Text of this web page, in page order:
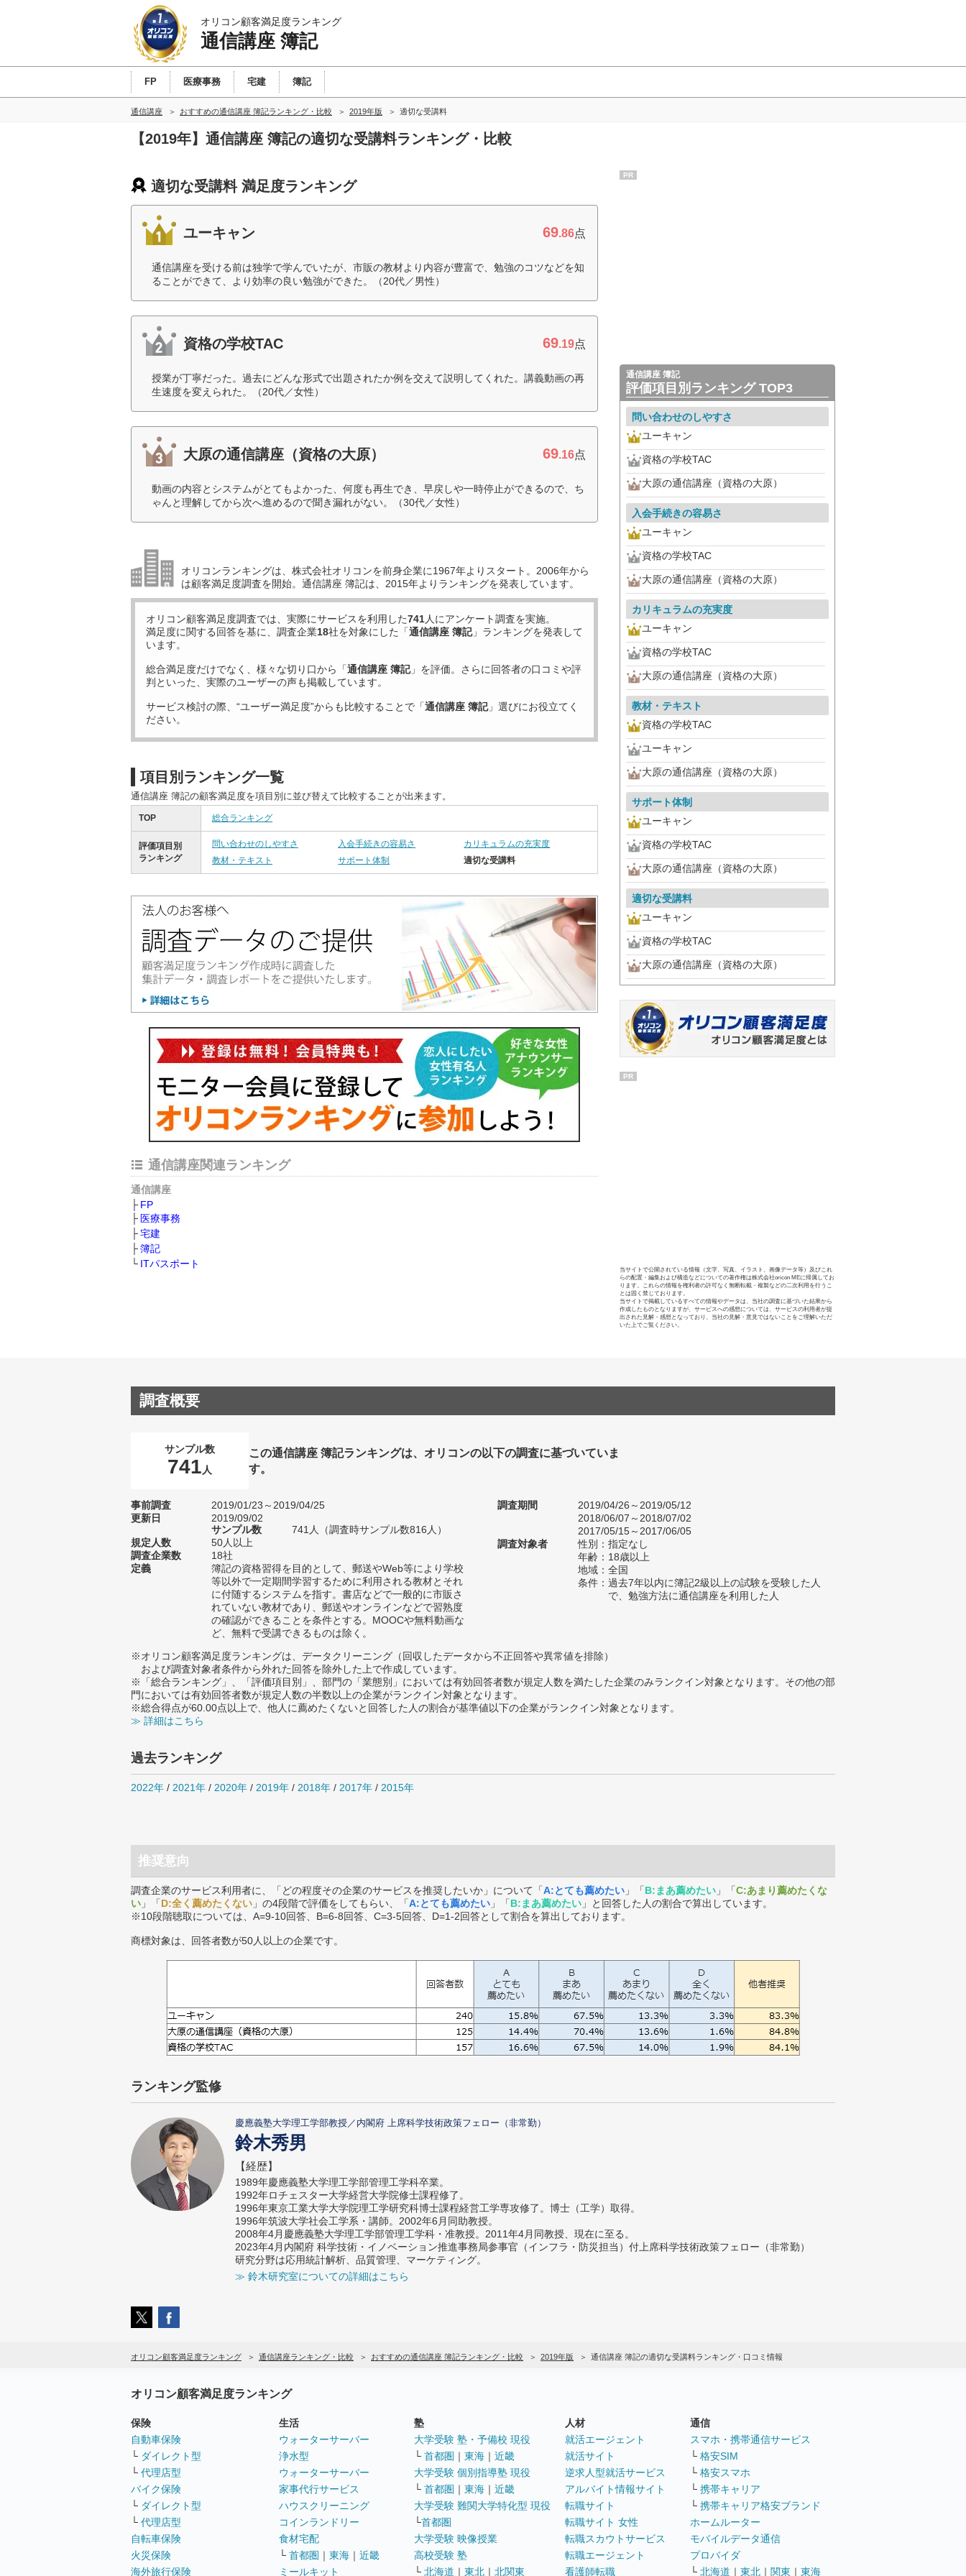
オリコン顧客満足度ランキング
通信講座 簿記
FP 医療事務 宅建 簿記
通信講座 おすすめの通信講座 簿記ランキング・比較 2019年版 適切な受講料
【2019年】通信講座 簿記の適切な受講料ランキング・比較
適切な受講料 満足度ランキング
ユーキャン 69.86点
通信講座を受ける前は独学で学んでいたが、市販の教材より内容が豊富で、勉強のコツなどを知
ることができて、より効率の良い勉強ができた。（20代／男性）
資格の学校TAC 69.19点
授業が丁寧だった。過去にどんな形式で出題されたか例を交えて説明してくれた。講義動画の再
生速度を変えられた。（20代／女性）
大原の通信講座（資格の大原） 69.16点
動画の内容とシステムがとてもよかった、何度も再生でき、早戻しや一時停止ができるので、ち
ゃんと理解してから次へ進めるので聞き漏れがない。（30代／女性）
オリコンランキングは、株式会社オリコンを前身企業に1967年よりスタート。2006年から
は顧客満足度調査を開始。通信講座 簿記は、2015年よりランキングを発表しています。
オリコン顧客満足度調査では、実際にサービスを利用した741人にアンケート調査を実施。
満足度に関する回答を基に、調査企業18社を対象にした「通信講座 簿記」ランキングを発表して
います。
総合満足度だけでなく、様々な切り口から「通信講座 簿記」を評価。さらに回答者の口コミや評
判といった、実際のユーザーの声も掲載しています。
サービス検討の際、“ユーザー満足度”からも比較することで「通信講座 簿記」選びにお役立てく
ださい。
項目別ランキング一覧
通信講座 簿記の顧客満足度を項目別に並び替えて比較することが出来ます。
TOP 総合ランキング
評価項目別
ランキング
問い合わせのしやすさ 入会手続きの容易さ
カリキュラムの充実度
教材・テキスト
サポート体制 適切な受講料
通信講座関連ランキング
通信講座
FP
医療事務
宅建
簿記
ITパスポート
PR
通信講座 簿記
評価項目別ランキング TOP3
問い合わせのしやすさ
ユーキャン
資格の学校TAC
大原の通信講座（資格の大原）
入会手続きの容易さ
ユーキャン
資格の学校TAC
大原の通信講座（資格の大原）
カリキュラムの充実度
ユーキャン
資格の学校TAC
大原の通信講座（資格の大原）
教材・テキスト
資格の学校TAC
ユーキャン
大原の通信講座（資格の大原）
サポート体制
ユーキャン
資格の学校TAC
大原の通信講座（資格の大原）
適切な受講料
ユーキャン
資格の学校TAC
大原の通信講座（資格の大原）
PR
当サイトで公開されている情報（文字、写真、イラスト、画像データ等）及びこれ
らの配置・編集および構造などについての著作権は株式会社oricon MEに帰属してお
ります。これらの情報を権利者の許可なく無断転載・複製などの二次利用を行うこ
とは固く禁じております。
当サイトで掲載しているすべての情報やデータは、当社の調査に基づいた結果から
作成したものとなりますが、サービスへの感想については、サービスの利用者が提
出された見解・感想となっており、当社の見解・意見ではないことをご理解いただ
いた上でご覧ください。
調査概要
サンプル数
741 人
この通信講座 簿記ランキングは、オリコンの以下の調査に基づいていま
す。
事前調査
2019/01/23～2019/04/25
更新日
2019/09/02
サンプル数
741人（調査時サンプル数816人）
規定人数
50人以上
調査企業数
18社
定義
簿記の資格習得を目的として、郵送やWeb等により学校
等以外で一定期間学習するために利用される教材とそれ
に付随するシステムを指す。書店などで一般的に市販さ
れていない教材であり、郵送やオンラインなどで習熟度
の確認ができることを条件とする。MOOCや無料動画な
ど、無料で受講できるものは除く。
調査期間
2019/04/26～2019/05/12
2018/06/07～2018/07/02
2017/05/15～2017/06/05
調査対象者
性別：指定なし
年齢：18歳以上
地域：全国
条件：過去7年以内に簿記2級以上の試験を受験した人
で、勉強方法に通信講座を利用した人
※オリコン顧客満足度ランキングは、データクリーニング（回収したデータから不正回答や異常値を排除）
および調査対象者条件から外れた回答を除外した上で作成しています。
※「総合ランキング」、「評価項目別」、部門の「業態別」においては有効回答者数が規定人数を満たした企業のみランクイン対象となります。その他の部
門においては有効回答者数が規定人数の半数以上の企業がランクイン対象となります。
※総合得点が60.00点以上で、他人に薦めたくないと回答した人の割合が基準値以下の企業がランクイン対象となります。
≫ 詳細はこちら
過去ランキング
2022年 / 2021年 / 2020年 / 2019年 / 2018年 / 2017年 / 2015年
推奨意向
調査企業のサービス利用者に、「どの程度その企業のサービスを推奨したいか」について「A:とても薦めたい 」「B:まあ薦めたい 」「C:あまり薦めたくな
い 」「D:全く薦めたくない 」の4段階で評価をしてもらい、「A:とても薦めたい 」「B:まあ薦めたい 」と回答した人の割合で算出しています。
※10段階聴取については、A=9-10回答、B=6-8回答、C=3-5回答、D=1-2回答として割合を算出しております。
商標対象は、回答者数が50人以上の企業です。
ランキング監修
慶應義塾大学理工学部教授／内閣府 上席科学技術政策フェロー（非常勤）
鈴木秀男
【経歴】
1989年慶應義塾大学理工学部管理工学科卒業。
1992年ロチェスター大学経営大学院修士課程修了。
1996年東京工業大学大学院理工学研究科博士課程経営工学専攻修了。博士（工学）取得。
1996年筑波大学社会工学系・講師。2002年6月同助教授。
2008年4月慶應義塾大学理工学部管理工学科・准教授。2011年4月同教授、現在に至る。
2023年4月内閣府 科学技術・イノベーション推進事務局参事官（インフラ・防災担当）付上席科学技術政策フェロー（非常勤）
研究分野は応用統計解析、品質管理、マーケティング。
≫ 鈴木研究室についての詳細はこちら
オリコン顧客満足度ランキング 通信講座ランキング・比較 おすすめの通信講座 簿記ランキング・比較 2019年版 通信講座 簿記の適切な受講料ランキング・口コミ情報
オリコン顧客満足度ランキング
保険
自動車保険
└ ダイレクト型
└ 代理店型
バイク保険
└ ダイレクト型
└ 代理店型
自転車保険
火災保険
海外旅行保険
生活
ウォーターサーバー
浄水型
ウォーターサーバー
家事代行サービス
ハウスクリーニング
コインランドリー
食材宅配
└ 首都圏 ｜ 東海 ｜ 近畿
ミールキット
塾
大学受験 塾・予備校 現役
└ 首都圏 ｜ 東海 ｜ 近畿
大学受験 個別指導塾 現役
└ 首都圏 ｜ 東海 ｜ 近畿
大学受験 難関大学特化型 現役
└首都圏
大学受験 映像授業
高校受験 塾
└ 北海道 ｜ 東北 ｜ 北関東
人材
就活エージェント
就活サイト
逆求人型就活サービス
アルバイト情報サイト
転職サイト
転職サイト 女性
転職スカウトサービス
転職エージェント
看護師転職
通信
スマホ・携帯通信サービス
└ 格安SIM
└ 格安スマホ
└ 携帯キャリア
└ 携帯キャリア格安ブランド
ホームルーター
モバイルデータ通信
プロバイダ
└ 北海道 ｜ 東北 ｜ 関東 ｜ 東海